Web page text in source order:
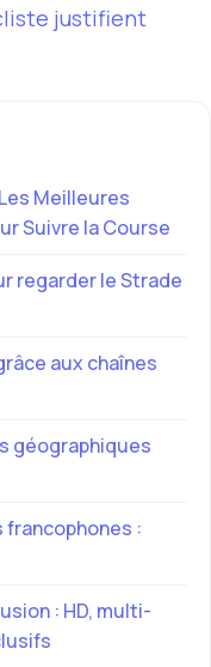
justifient
Meilleures
Suivre la Course
regarder le Strade
aux chaînes
géographiques
:
: HD, multi-